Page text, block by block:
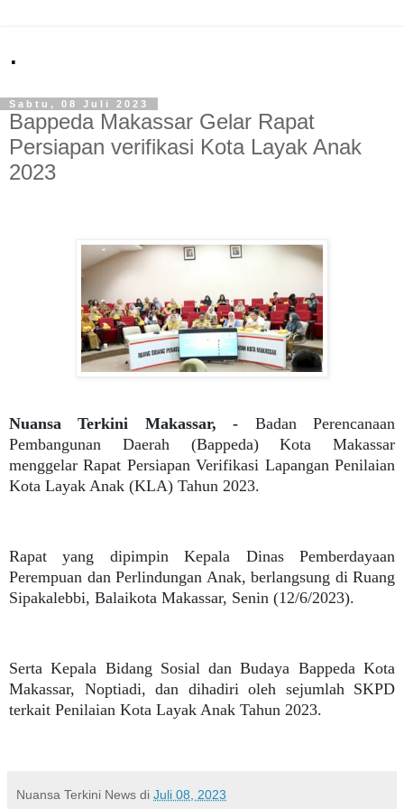
.
Sabtu, 08 Juli 2023
Bappeda Makassar Gelar Rapat
Persiapan verifikasi Kota Layak Anak
2023
Nuansa Terkini Makassar, - Badan Perencanaan
Pembangunan Daerah (Bappeda) Kota Makassar
menggelar Rapat Persiapan Verifikasi Lapangan Penilaian
Kota Layak Anak (KLA) Tahun 2023.
Rapat yang dipimpin Kepala Dinas Pemberdayaan
Perempuan dan Perlindungan Anak, berlangsung di Ruang
Sipakalebbi, Balaikota Makassar, Senin (12/6/2023).
Serta Kepala Bidang Sosial dan Budaya Bappeda Kota
Makassar, Noptiadi, dan dihadiri oleh sejumlah SKPD
terkait Penilaian Kota Layak Anak Tahun 2023.
Nuansa Terkini News di Juli 08, 2023